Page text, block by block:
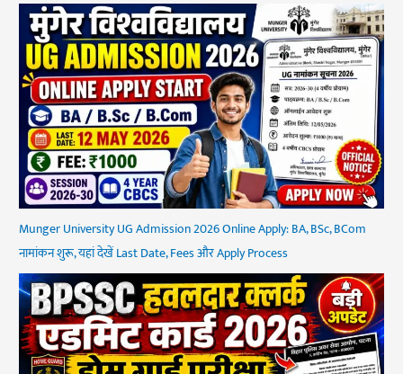
Munger University UG Admission 2026 Online Apply: BA, BSc, BCom
नामांकन शुरू, यहां देखें Last Date, Fees और Apply Process